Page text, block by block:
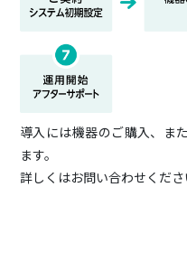
導入には機器のご購入、ま
ます。
詳しくはお問い合わせくださ